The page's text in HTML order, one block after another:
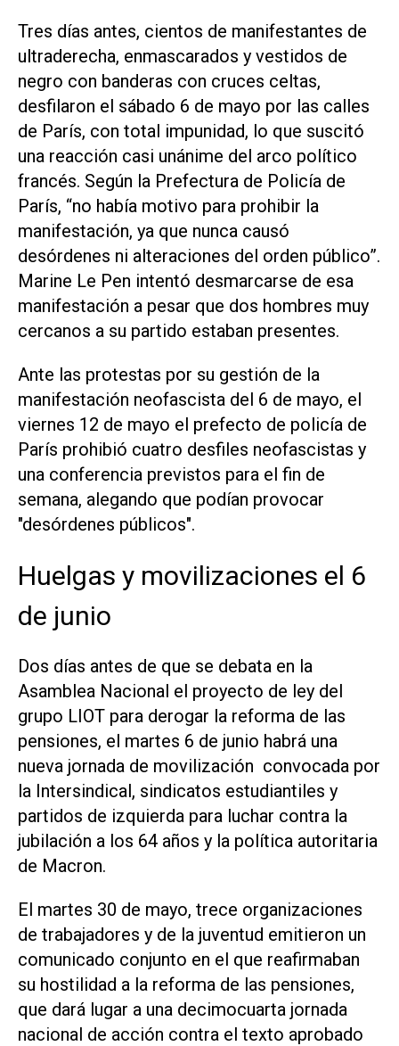
Tres días antes, cientos de manifestantes de
ultraderecha, enmascarados y vestidos de
negro con banderas con cruces celtas,
desfilaron el sábado 6 de mayo por las calles
de París, con total impunidad, lo que suscitó
una reacción casi unánime del arco político
francés. Según la Prefectura de Policía de
París, “no había motivo para prohibir la
manifestación, ya que nunca causó
desórdenes ni alteraciones del orden público”.
Marine Le Pen intentó desmarcarse de esa
manifestación a pesar que dos hombres muy
cercanos a su partido estaban presentes.
Ante las protestas por su gestión de la
manifestación neofascista del 6 de mayo, el
viernes 12 de mayo el prefecto de policía de
París prohibió cuatro desfiles neofascistas y
una conferencia previstos para el fin de
semana, alegando que podían provocar
"desórdenes públicos".
Huelgas y movilizaciones el 6
de junio
Dos días antes de que se debata en la
Asamblea Nacional el proyecto de ley del
grupo LIOT para derogar la reforma de las
pensiones, el martes 6 de junio habrá una
nueva jornada de movilización convocada por
la Intersindical, sindicatos estudiantiles y
partidos de izquierda para luchar contra la
jubilación a los 64 años y la política autoritaria
de Macron.
El martes 30 de mayo, trece organizaciones
de trabajadores y de la juventud emitieron un
comunicado conjunto en el que reafirmaban
su hostilidad a la reforma de las pensiones,
que dará lugar a una decimocuarta jornada
nacional de acción contra el texto aprobado